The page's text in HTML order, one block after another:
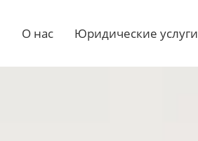
О нас Юридические услуги